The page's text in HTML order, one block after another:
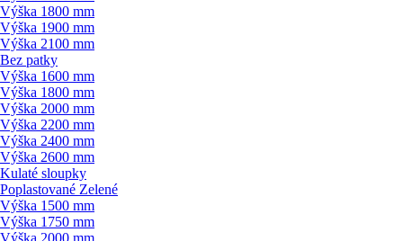
Výška 1800 mm
Výška 1900 mm
Výška 2100 mm
Bez patky
Výška 1600 mm
Výška 1800 mm
Výška 2000 mm
Výška 2200 mm
Výška 2400 mm
Výška 2600 mm
Kulaté sloupky
Poplastované Zelené
Výška 1500 mm
Výška 1750 mm
Výška 2000 mm